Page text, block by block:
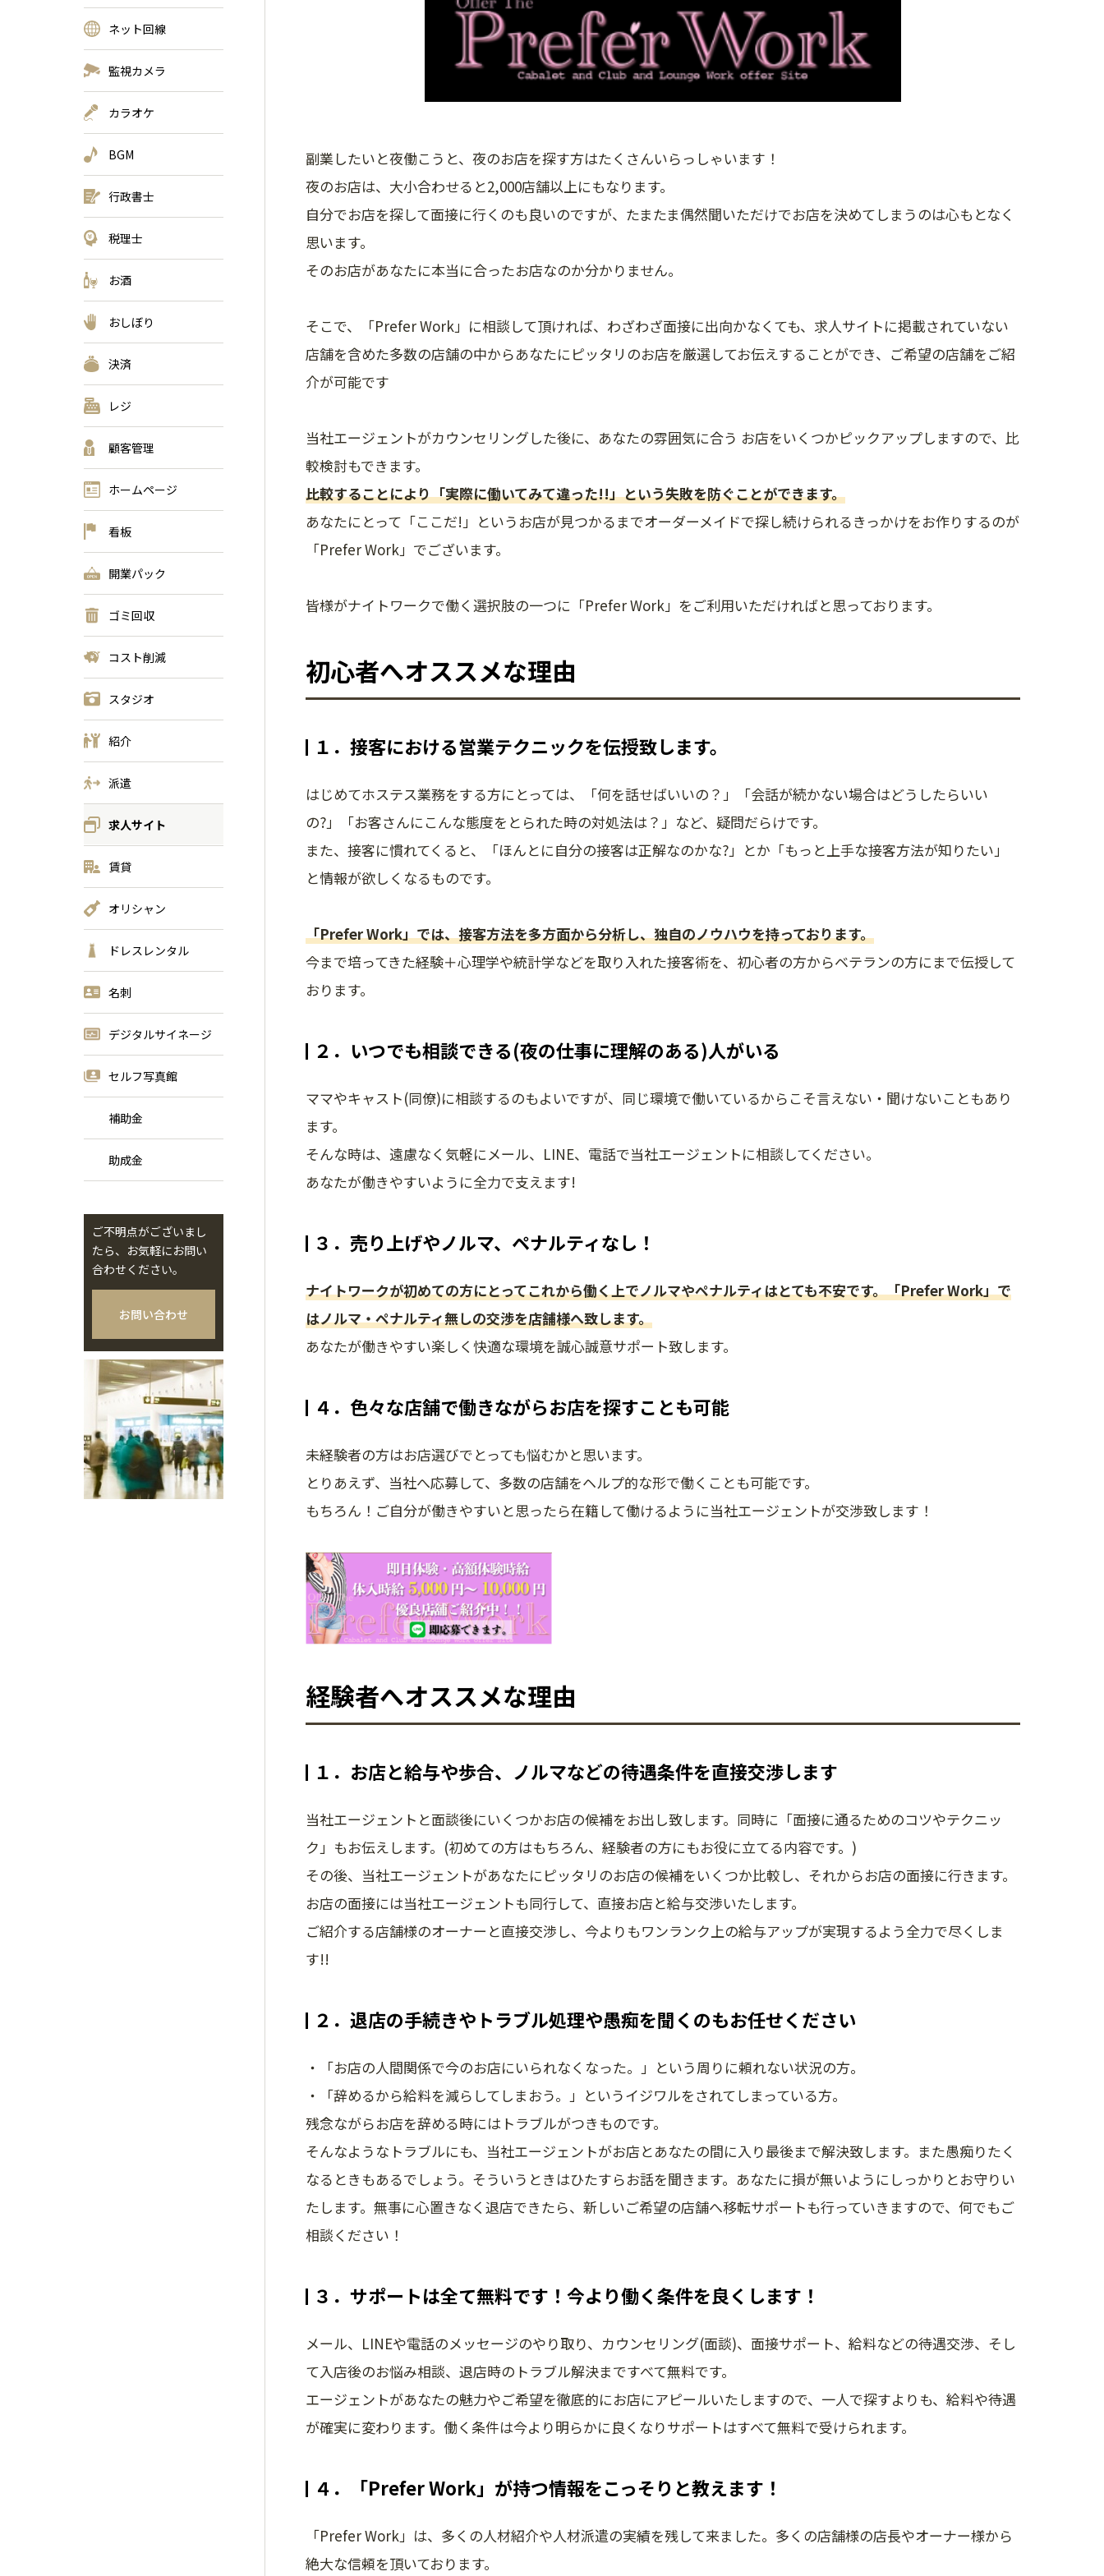
ネット回線
監視カメラ
カラオケ
BGM
行政書士
税理士
お酒
おしぼり
決済
レジ
顧客管理
ホームページ
看板
開業パック
ゴミ回収
コスト削減
スタジオ
紹介
派遣
求人サイト
賃貸
オリシャン
ドレスレンタル
名刺
デジタルサイネージ
セルフ写真館
補助金
助成金
ご不明点がございまし
たら、お気軽にお問い
合わせください。
お問い合わせ
副業したいと夜働こうと、夜のお店を探す方はたくさんいらっしゃいます！
夜のお店は、大小合わせると2,000店舗以上にもなります。
自分でお店を探して面接に行くのも良いのですが、たまたま偶然聞いただけでお店を決めてしまうのは心もとなく
思います。
そのお店があなたに本当に合ったお店なのか分かりません。
そこで、「Prefer Work」に相談して頂ければ、わざわざ面接に出向かなくても、求人サイトに掲載されていない
店舗を含めた多数の店舗の中からあなたにピッタリのお店を厳選してお伝えすることができ、ご希望の店舗をご紹
介が可能です
当社エージェントがカウンセリングした後に、あなたの雰囲気に合う お店をいくつかピックアップしますので、比
較検討もできます。
比較することにより「実際に働いてみて違った!!」という失敗を防ぐことができます。
あなたにとって「ここだ!」というお店が見つかるまでオーダーメイドで探し続けられるきっかけをお作りするのが
「Prefer Work」でございます。
皆様がナイトワークで働く選択肢の一つに「Prefer Work」をご利用いただければと思っております。
初心者へオススメな理由
１．接客における営業テクニックを伝授致します。
はじめてホステス業務をする方にとっては、「何を話せばいいの？」「会話が続かない場合はどうしたらいい
の?」「お客さんにこんな態度をとられた時の対処法は？」など、疑問だらけです。
また、接客に慣れてくると、「ほんとに自分の接客は正解なのかな?」とか「もっと上手な接客方法が知りたい」
と情報が欲しくなるものです。
「Prefer Work」では、接客方法を多方面から分析し、独自のノウハウを持っております。
今まで培ってきた経験＋心理学や統計学などを取り入れた接客術を、初心者の方からベテランの方にまで伝授して
おります。
２．いつでも相談できる(夜の仕事に理解のある)人がいる
ママやキャスト(同僚)に相談するのもよいですが、同じ環境で働いているからこそ言えない・聞けないこともあり
ます。
そんな時は、遠慮なく気軽にメール、LINE、電話で当社エージェントに相談してください。
あなたが働きやすいように全力で支えます!
３．売り上げやノルマ、ペナルティなし！
ナイトワークが初めての方にとってこれから働く上でノルマやペナルティはとても不安です。「Prefer Work」で
はノルマ・ペナルティ無しの交渉を店舗様へ致します。
あなたが働きやすい楽しく快適な環境を誠心誠意サポート致します。
４．色々な店舗で働きながらお店を探すことも可能
未経験者の方はお店選びでとっても悩むかと思います。
とりあえず、当社へ応募して、多数の店舗をヘルプ的な形で働くことも可能です。
もちろん！ご自分が働きやすいと思ったら在籍して働けるように当社エージェントが交渉致します！
経験者へオススメな理由
１．お店と給与や歩合、ノルマなどの待遇条件を直接交渉します
当社エージェントと面談後にいくつかお店の候補をお出し致します。同時に「面接に通るためのコツやテクニッ
ク」もお伝えします。(初めての方はもちろん、経験者の方にもお役に立てる内容です。)
その後、当社エージェントがあなたにピッタリのお店の候補をいくつか比較し、それからお店の面接に行きます。
お店の面接には当社エージェントも同行して、直接お店と給与交渉いたします。
ご紹介する店舗様のオーナーと直接交渉し、今よりもワンランク上の給与アップが実現するよう全力で尽くしま
す!!
２．退店の手続きやトラブル処理や愚痴を聞くのもお任せください
・「お店の人間関係で今のお店にいられなくなった。」という周りに頼れない状況の方。
・「辞めるから給料を減らしてしまおう。」というイジワルをされてしまっている方。
残念ながらお店を辞める時にはトラブルがつきものです。
そんなようなトラブルにも、当社エージェントがお店とあなたの間に入り最後まで解決致します。また愚痴りたく
なるときもあるでしょう。そういうときはひたすらお話を聞きます。あなたに損が無いようにしっかりとお守りい
たします。無事に心置きなく退店できたら、新しいご希望の店舗へ移転サポートも行っていきますので、何でもご
相談ください！
３．サポートは全て無料です！今より働く条件を良くします！
メール、LINEや電話のメッセージのやり取り、カウンセリング(面談)、面接サポート、給料などの待遇交渉、そし
て入店後のお悩み相談、退店時のトラブル解決まですべて無料です。
エージェントがあなたの魅力やご希望を徹底的にお店にアピールいたしますので、一人で探すよりも、給料や待遇
が確実に変わります。働く条件は今より明らかに良くなりサポートはすべて無料で受けられます。
４．「Prefer Work」が持つ情報をこっそりと教えます！
「Prefer Work」は、多くの人材紹介や人材派遣の実績を残して来ました。多くの店舗様の店長やオーナー様から
絶大な信頼を頂いております。